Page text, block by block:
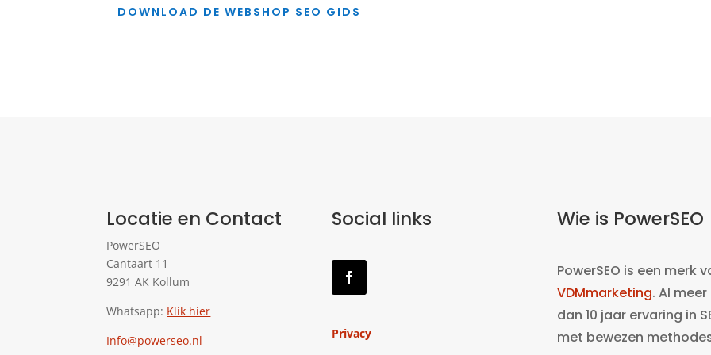
DOWNLOAD DE WEBSHOP SEO GIDS
Locatie en Contact
PowerSEO
Cantaart 11
9291 AK Kollum
Whatsapp: Klik hier
Info@powerseo.nl
Social links
Privacy
Wie is PowerSEO
PowerSEO is een merk
VDMmarketing. Al meer
dan 10 jaar ervaring in
met bewezen